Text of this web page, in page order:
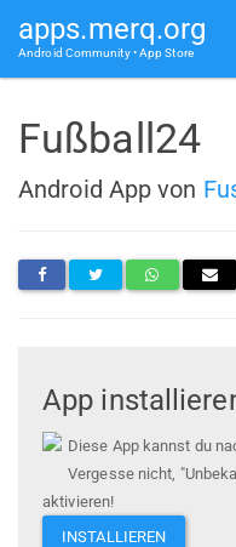
apps.merq.org
Android Community • App Store
Fußball24
Android App von
App
Diese App kannst du
Vergesse nicht,
aktivieren!
INSTALLIEREN